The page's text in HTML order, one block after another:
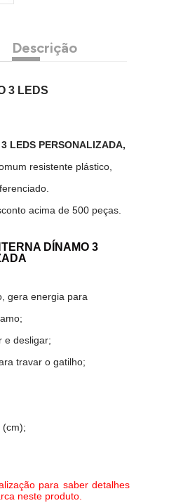
Descrição
3 LEDS
LEDS PERSONALIZADA,
resistente plástico,
acima de 500 peças.
DÍNAMO 3
gera energia para
e desligar;
travar o gatilho;
(cm);
para saber detalhes
neste produto.